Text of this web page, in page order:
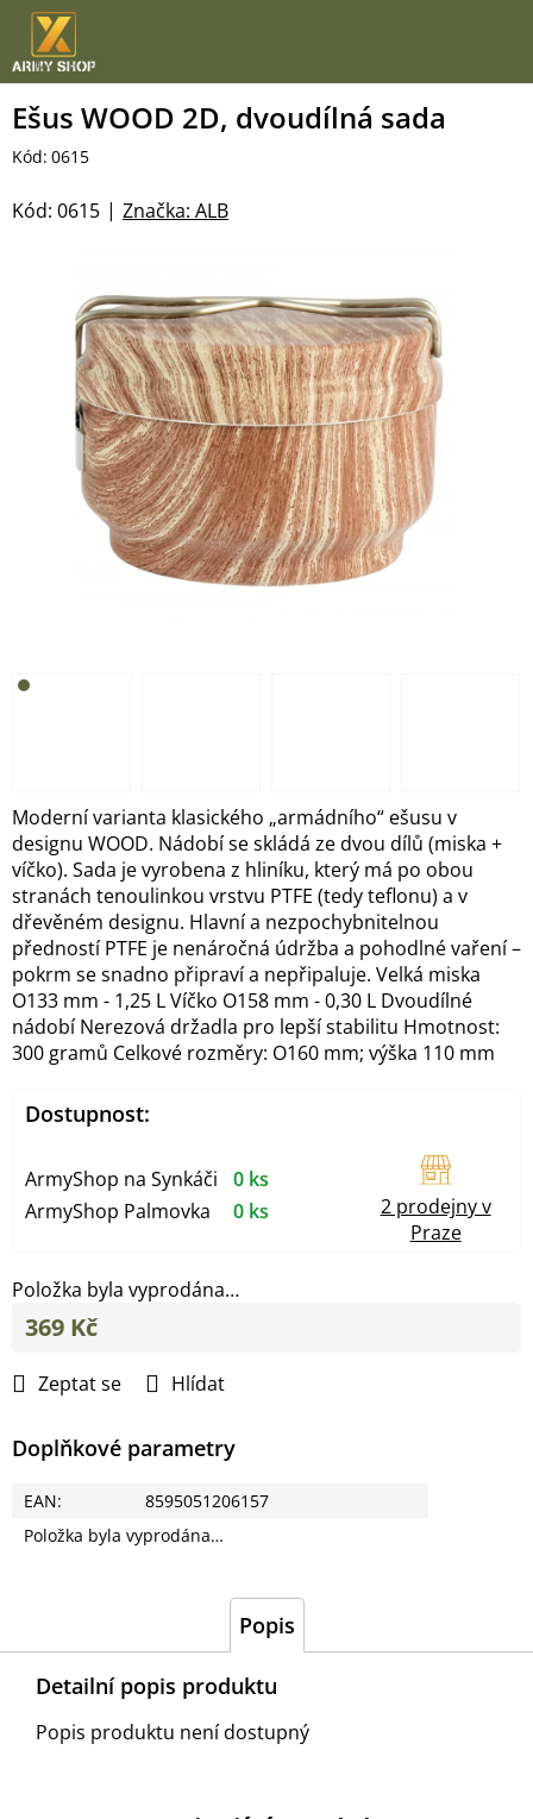
Přejít
obsah
Ešus WOOD 2D, dvoudílná sada
Kód: 0615
Značka: ALB
Kód: 0615
Položka byla vyprodána…
Moderní varianta klasického „armádního“ ešusu v
designu WOOD. Nádobí se skládá ze dvou dílů (miska +
víčko). Sada je vyrobena z hliníku, který má po obou
stranách tenoulinkou vrstvu PTFE (tedy teflonu) a v
dřevěném designu. Hlavní a nezpochybnitelnou
předností PTFE je nenáročná údržba a pohodlné vaření –
pokrm se snadno připraví a nepřipaluje. Velká miska
O133 mm - 1,25 L Víčko O158 mm - 0,30 L Dvoudílné
nádobí Nerezová držadla pro lepší stabilitu Hmotnost:
300 gramů Celkové rozměry: O160 mm; výška 110 mm
Zeptat se Hlídat
Doplňkové parametry
EAN:
8595051206157
Položka byla vyprodána…
369 Kč
cena:
Dostupnost:
ArmyShop na Synkáči
0 ks
ArmyShop Palmovka
0 ks
2 prodejny v
Praze
Popis
Detailní popis produktu
Popis produktu není dostupný